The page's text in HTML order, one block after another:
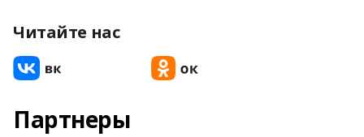
Читайте нас
Партнеры